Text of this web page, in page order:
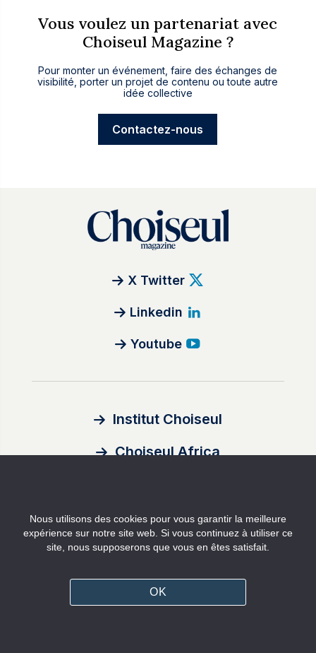
Vous voulez un partenariat avec
Choiseul Magazine ?
Pour monter un événement, faire des échanges de
visibilité, porter un projet de contenu ou toute autre
idée collective
Contactez-nous
X Twitter
Linkedin
Youtube
Institut Choiseul
Choiseul Africa
Auteurs
Mentions légales
Nous utilisons des cookies pour vous garantir la meilleure
expérience sur notre site web. Si vous continuez à utiliser ce
site, nous supposerons que vous en êtes satisfait.
OK